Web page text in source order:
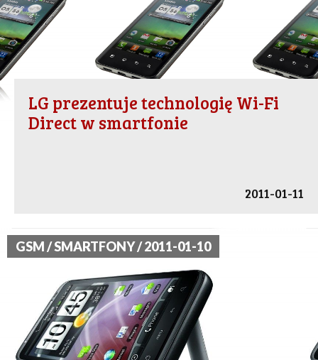
LG prezentuje technologię Wi-Fi
Direct w smartfonie
2011-01-11
GSM / SMARTFONY / 2011-01-10